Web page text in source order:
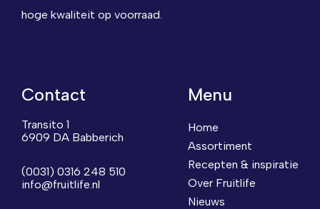
hoge kwaliteit op voorraad.
Contact
Transito 1
6909 DA Babberich
(0031) 0316 248 510
info@fruitlife.nl
Menu
Home
Assortiment
Recepten & inspiratie
Over Fruitlife
Nieuws